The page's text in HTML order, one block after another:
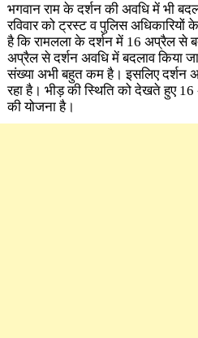
भगवान राम के दर्शन की अवधि में भी
रविवार को ट्रस्ट व पुलिस
है कि रामलला के दर्शन में 16 अप्रैल से
अप्रैल से दर्शन अवधि में बदलाव किया
संख्या अभी बहुत कम है। इसलिए दर्शन
रहा है। भीड़ की स्थिति को देखते हुए
की योजना है।